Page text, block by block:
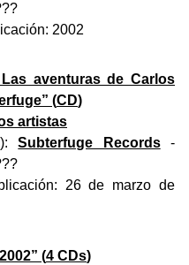
2002
aventuras de Carlos
” (CD)
artistas
Subterfuge Records-
26 de marzo de
” (4 CDs)